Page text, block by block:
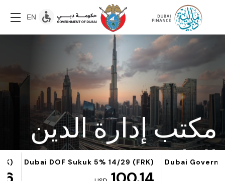
EN
مكتب إدارة الدين
العام